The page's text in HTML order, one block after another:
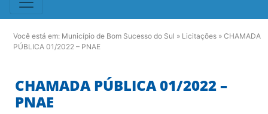
Você está em: Município de Bom Sucesso do Sul » Licitações » CHAMADA
PÚBLICA 01/2022 – PNAE
CHAMADA PÚBLICA 01/2022 –
PNAE